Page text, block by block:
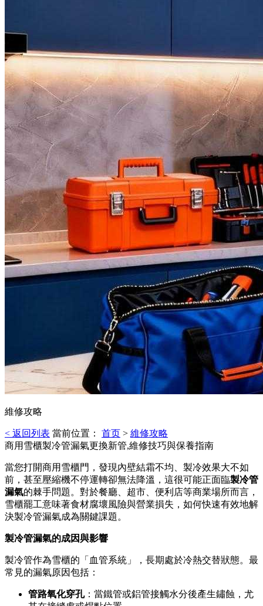
維修攻略
< 返回列表 當前位置： 首页 > 維修攻略
商用雪櫃製冷管漏氣更換新管,維修技巧與保養指南
當您打開商用雪櫃門，發現內壁結霜不均、製冷效果大不如
前，甚至壓縮機不停運轉卻無法降溫，這很可能正面臨製冷管
漏氣的棘手問題。對於餐廳、超市、便利店等商業場所而言，
雪櫃罷工意味著食材腐壞風險與營業損失，如何快速有效地解
決製冷管漏氣成為關鍵課題。
製冷管漏氣的成因與影響
製冷管作為雪櫃的「血管系統」，長期處於冷熱交替狀態。最
常見的漏氣原因包括：
管路氧化穿孔：當鐵管或鋁管接觸水分後產生鏽蝕，尤